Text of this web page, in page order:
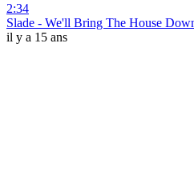
2:34
Slade - We'll Bring The House
il y a 15 ans